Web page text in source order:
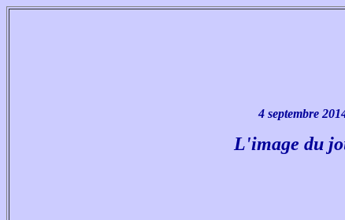
4 septembre
L'image du